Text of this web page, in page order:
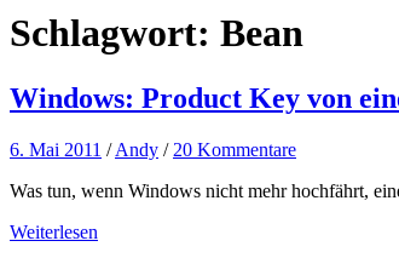
Schlagwort: Bean
Windows: Product Key von
6. Mai 2011 /Andy / 20 Kommentare
Was tun, wenn Windows nicht mehr hochfährt,
Weiterlesen